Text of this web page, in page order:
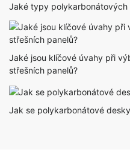
Jaké typy polykarbonátových
Jaké jsou klíčové úvahy při
střešních panelů?
Jak se polykarbonátové